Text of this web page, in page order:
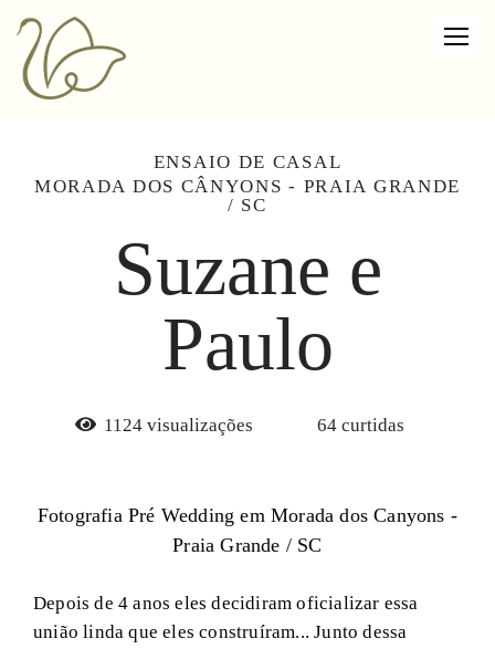
ENSAIO DE CASAL
MORADA DOS CÂNYONS - PRAIA GRANDE
/ SC
Suzane e
Paulo
1124visualizações 64curtidas
Fotografia Pré Wedding em Morada dos Canyons -
Praia Grande / SC
Depois de 4 anos eles decidiram oficializar essa
união linda que eles construíram... Junto dessa